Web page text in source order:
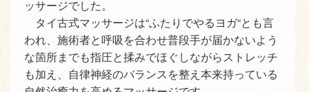
ッサージでした。
タイ古式マッサージは“ふたりでやるヨガ“とも言
われ、施術者と呼吸を合わせ普段手が届かないよう
な箇所までも指圧と揉みでほぐしながらストレッチ
も加え、自律神経のバランスを整え本来持っている